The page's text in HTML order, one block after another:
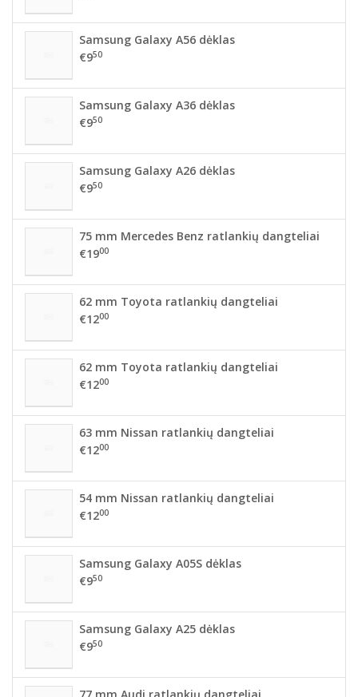
Samsung Galaxy A56 dėklas
€950
Samsung Galaxy A36 dėklas
€950
Samsung Galaxy A26 dėklas
€950
75 mm Mercedes Benz ratlankių dangteliai
€1900
62 mm Toyota ratlankių dangteliai
€1200
62 mm Toyota ratlankių dangteliai
€1200
63 mm Nissan ratlankių dangteliai
€1200
54 mm Nissan ratlankių dangteliai
€1200
Samsung Galaxy A05S dėklas
€950
Samsung Galaxy A25 dėklas
€950